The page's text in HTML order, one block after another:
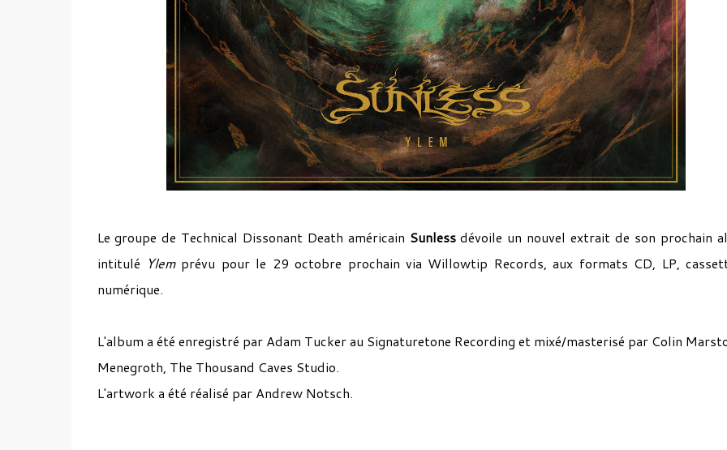
Le groupe de Technical Dissonant Death américain Sunlessdévoile un nouvel extrait de son prochain
intitulé Ylemprévu pour le 29 octobre prochain via Willowtip Records, aux formats CD, LP,
numérique.
L'album a été enregistré par Adam Tucker au Signaturetone Recording et mixé/masterisé par Colin
Menegroth, The Thousand Caves Studio.
L'artwork a été réalisé par Andrew Notsch.